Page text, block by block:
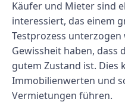
Käufer und Mieter sind
interessiert, das einem
Testprozess
Gewissheit haben, dass
gutem Zustand ist. Dies
Immobilienwerten und
Vermietungen führen.